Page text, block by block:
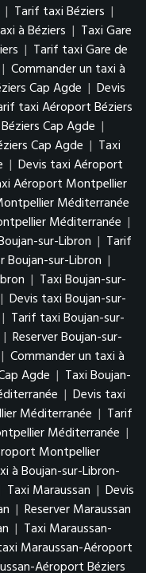
| Tarif taxi Béziers |
à Béziers | Taxi Gare
| Tarif taxi Gare de
| Commander un taxi à
Cap Agde | Devis
taxi Aéroport Béziers
Cap Agde |
Cap Agde | Taxi
| Devis taxi Aéroport
Aéroport Montpellier
Méditerranée
Méditerranée |
sur-Libron | Tarif
Boujan-sur-Libron |
| Taxi Boujan-sur-
| Devis taxi Boujan-sur-
| Tarif taxi Boujan-sur-
| Reserver Boujan-sur-
| Commander un taxi à
Agde | Taxi Boujan-
| Devis taxi
Méditerranée | Tarif
Méditerranée |
Montpellier
à Boujan-sur-Libron-
Taxi Maraussan | Devis
| Reserver Maraussan
| Taxi Maraussan-
Maraussan-Aéroport
Aéroport Béziers